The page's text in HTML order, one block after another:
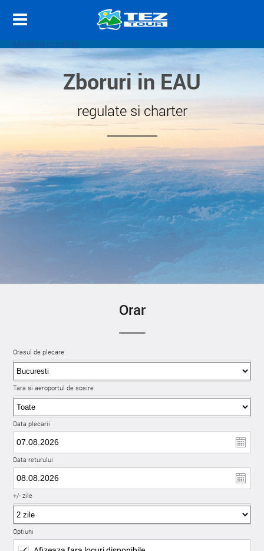
Zboruri in EAU
regulate si charter
Orar
Orasul de plecare
Tara si aeroportul de sosire
Data plecarii
Data returului
+/- zile
Optiuni